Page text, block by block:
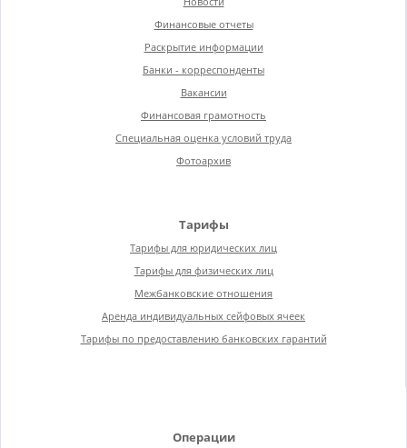
Финансовые отчеты
Раскрытие информации
Банки - корреспонденты
Вакансии
Финансовая грамотность
Специальная оценка условий труда
Фотоархив
Тарифы
Тарифы для юридических лиц
Тарифы для физических лиц
Межбанковские отношения
Аренда индивидуальных сейфовых ячеек
Тарифы по предоставлению банковских гарантий
Операции